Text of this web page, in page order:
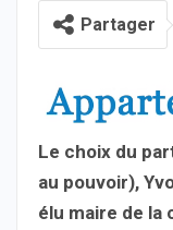
Partager
Le choix du
au pouvoir),
élu maire de la